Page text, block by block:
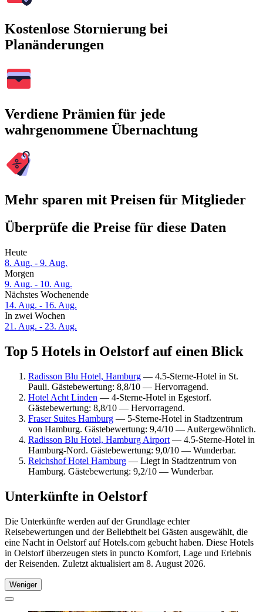
Kostenlose Stornierung bei
Planänderungen
Verdiene Prämien für jede
wahrgenommene Übernachtung
Mehr sparen mit Preisen für Mitglieder
Überprüfe die Preise für diese Daten
Heute
8. Aug. - 9. Aug.
Morgen
9. Aug. - 10. Aug.
Nächstes Wochenende
14. Aug. - 16. Aug.
In zwei Wochen
21. Aug. - 23. Aug.
Top 5 Hotels in Oelstorf auf einen Blick
Radisson Blu Hotel, Hamburg — 4.5-Sterne-Hotel in St.
Pauli. Gästebewertung: 8,8/10 — Hervorragend.
Hotel Acht Linden — 4-Sterne-Hotel in Egestorf.
Gästebewertung: 8,8/10 — Hervorragend.
Fraser Suites Hamburg — 5-Sterne-Hotel in Stadtzentrum
von Hamburg. Gästebewertung: 9,4/10 — Außergewöhnlich.
Radisson Blu Hotel, Hamburg Airport — 4.5-Sterne-Hotel in
Hamburg-Nord. Gästebewertung: 9,0/10 — Wunderbar.
Reichshof Hotel Hamburg — Liegt in Stadtzentrum von
Hamburg. Gästebewertung: 9,2/10 — Wunderbar.
Unterkünfte in Oelstorf
Die Unterkünfte werden auf der Grundlage echter
Reisebewertungen und der Beliebtheit bei Gästen ausgewählt, die
eine Nacht in Oelstorf auf Hotels.com gebucht haben. Diese Hotels
in Oelstorf überzeugen stets in puncto Komfort, Lage und Erlebnis
der Reisenden. Zuletzt aktualisiert am 8. August 2026.
Weniger